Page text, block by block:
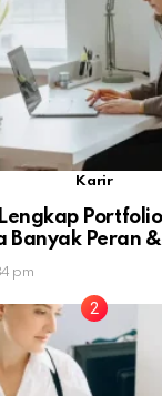
Karir
Banyak Peran
pm